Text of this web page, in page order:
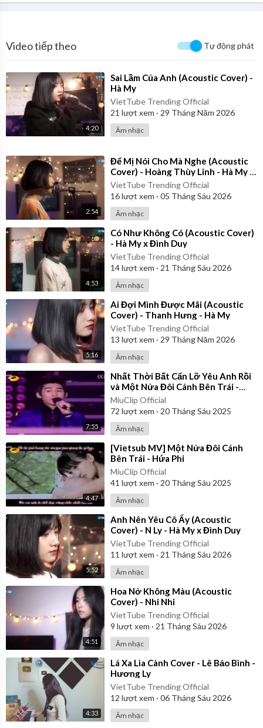
Video tiếp theo Tự động phát
4:20
⁣Sai Lầm Của Anh (Acoustic Cover) -
Hà My
VietTube Trending Official
21 lượt xem · 29 Tháng Năm 2026
Âm nhạc
2:54
⁣Để Mị Nói Cho Mà Nghe (Acoustic
Cover) - Hoàng Thùy Linh - Hà My x
Đình Duy
VietTube Trending Official
16lượt xem · 05 Tháng Sáu 2026
Âm nhạc
4:53
⁣Có Như Không Có (Acoustic Cover)
- Hà My x Đình Duy
VietTube Trending Official
14lượt xem · 21 Tháng Sáu 2026
Âm nhạc
5:16
⁣Ai Đợi Mình Được Mãi (Acoustic
Cover) - Thanh Hưng - Hà My
VietTube Trending Official
13 lượt xem · 29 Tháng Năm 2026
Âm nhạc
7:55
⁣Nhất Thời Bất Cẩn Lỡ Yêu Anh Rồi
và Một Nửa Đôi Cánh Bên Trái -
Trương Hàn ft. Trịnh Sảng |
Vietsub
MiuClip Official
72 lượt xem · 20 Tháng Sáu 2025
Âm nhạc
4:47
⁣[Vietsub MV] Một Nửa Đôi Cánh
Bên Trái - Hứa Phi
MiuClip Official
41 lượt xem · 20 Tháng Sáu 2025
Âm nhạc
5:52
⁣Anh Nên Yêu Cô Ấy (Acoustic
Cover) - N Ly - Hà My x Đình Duy
VietTube Trending Official
11 lượt xem · 21 Tháng Sáu 2026
Âm nhạc
4:51
⁣Hoa Nở Không Màu (Acoustic
Cover) - Nhi Nhi
VietTube Trending Official
9 lượt xem · 21 Tháng Sáu 2026
Âm nhạc
4:33
⁣Lá Xa Lìa Cành Cover - Lê Bảo Bình -
Hương Ly
VietTube Trending Official
12 lượt xem · 06 Tháng Sáu 2026
Âm nhạc